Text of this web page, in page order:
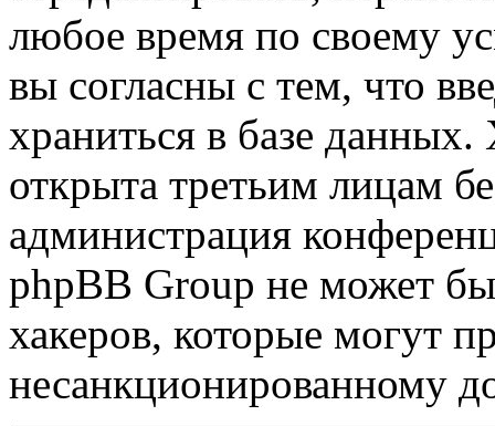
любое время по своему
вы согласны с тем, что
храниться в базе
открыта третьим лицам
администрация
phpBB Group не может
хакеров, которые могут
несанкционированному